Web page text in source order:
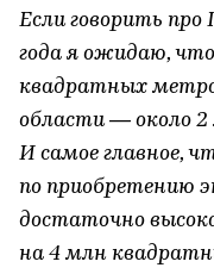
Если говорить про
года я ожидаю,
квадратных
области — около
И самое главное,
по приобретению
достаточно
на 4 млн